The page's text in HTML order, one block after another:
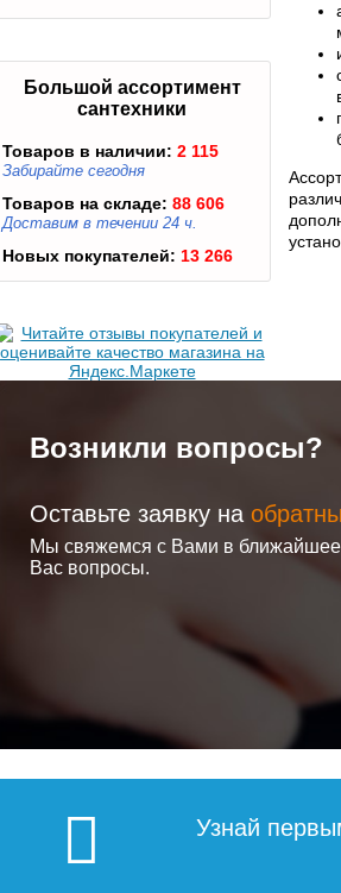
Большой ассортимент
сантехники
Товаров в наличии: 2 115
Забирайте сегодня
Товаров на складе: 88 606
Доставим в течении 24 ч.
Новых покупателей: 13 266
Возникли вопросы?
Оставьте заявку на
Мы свяжемся с Вами в
Вас вопросы.
Узнай